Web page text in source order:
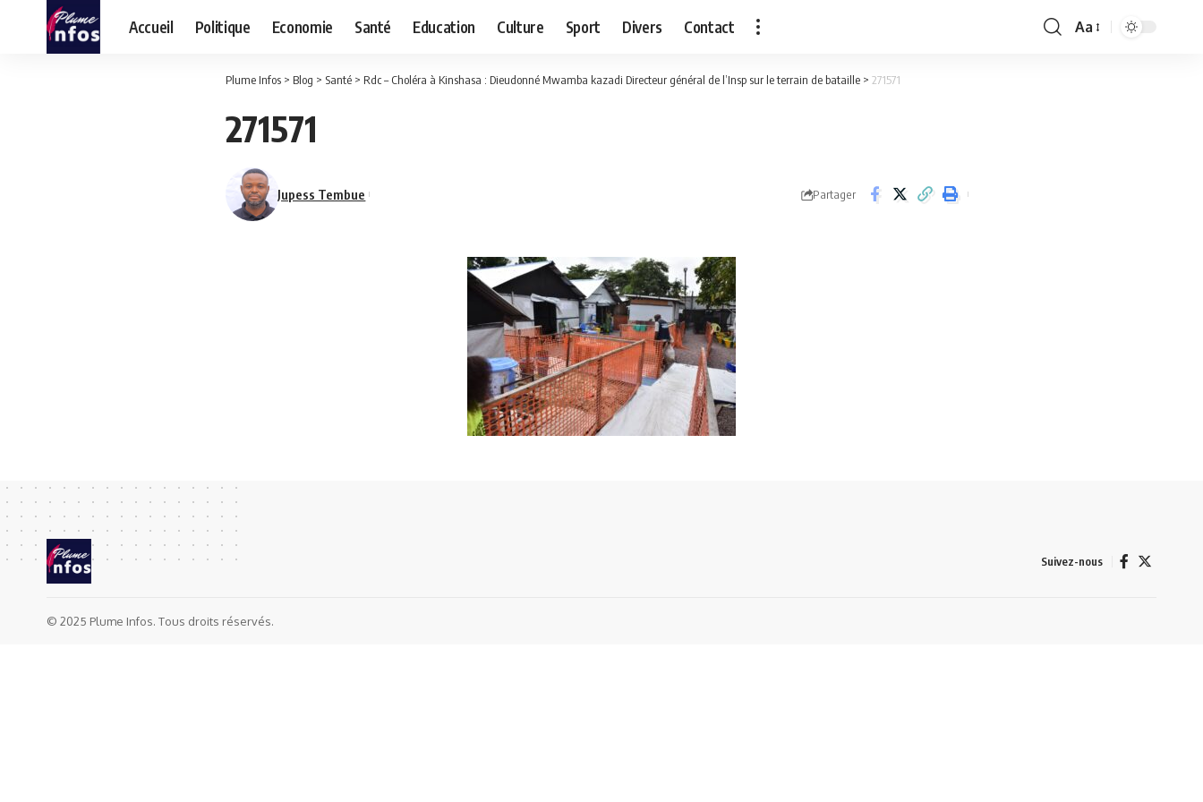
Accueil Politique Economie Santé Education Culture Sport Divers Contact
Font
Aa
Plume Infos > Blog > Santé > Rdc – Choléra à Kinshasa : Dieudonné Mwamba kazadi Directeur général de l’Insp sur le terrain de bataille > 271571
271571
Jupess Tembue Partager
Suivez-nous
© 2025 Plume Infos. Tous droits réservés.